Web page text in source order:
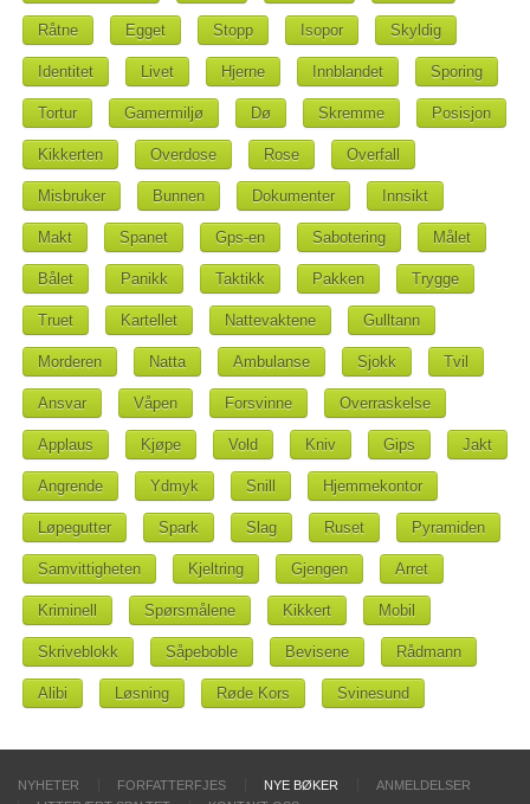
Råtne Egget Stopp Isopor Skyldig
Identitet Livet Hjerne Innblandet Sporing
Tortur Gamermiljø Dø Skremme Posisjon
Kikkerten Overdose Rose Overfall
Misbruker Bunnen Dokumenter Innsikt
Makt Spanet Gps-en Sabotering Målet
Bålet Panikk Taktikk Pakken Trygge
Truet Kartellet Nattevaktene Gulltann
Morderen Natta Ambulanse Sjokk Tvil
Ansvar Våpen Forsvinne Overraskelse
Applaus Kjøpe Vold Kniv Gips Jakt
Angrende Ydmyk Snill Hjemmekontor
Løpegutter Spark Slag Ruset Pyramiden
Samvittigheten Kjeltring Gjengen Arret
Kriminell Spørsmålene Kikkert Mobil
Skriveblokk Såpeboble Bevisene Rådmann
Alibi Løsning Røde Kors Svinesund
NYHETER FORFATTERFJES NYE BØKER
ANMELDELSER